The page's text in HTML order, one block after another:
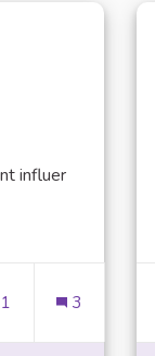
influer
FIABILITÉ DES
1 3